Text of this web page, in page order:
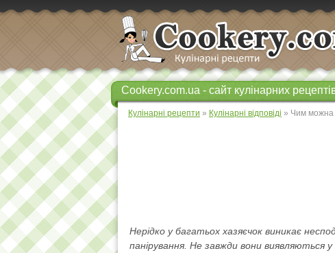
Cookery.com.ua - сайт кулінарних
Кулінарні рецепти » Кулінарні відповіді » Чим можна
Нерідко у багатьох хазяєчок виникає
панірування. Не завжди вони виявляються